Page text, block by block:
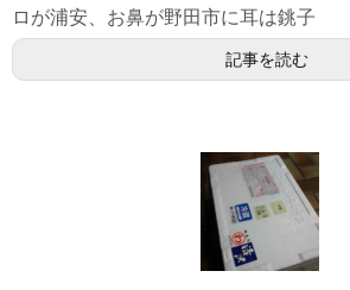
ロが浦安、お鼻が野田市に耳は銚子
記事を読む